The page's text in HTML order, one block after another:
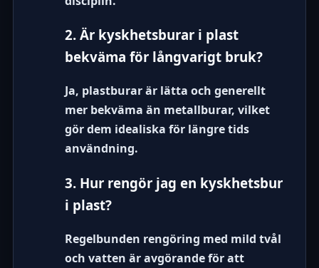
2. Är kyskhetsburar i plast
bekväma för långvarigt bruk?
Ja, plastburar är lätta och generellt
mer bekväma än metallburar, vilket
gör dem idealiska för längre tids
användning.
3. Hur rengör jag en kyskhetsbur
i plast?
Regelbunden rengöring med mild tvål
och vatten är avgörande för att